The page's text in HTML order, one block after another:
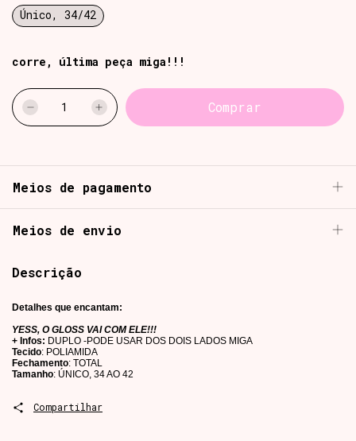
Único, 34/42
corre, última peça miga!!!
Meios de pagamento
Meios de envio
Descrição
Detalhes que encantam:
YESS, O GLOSS VAI COM ELE!!!
+ Infos: DUPLO -PODE USAR DOS DOIS LADOS MIGA
Tecido: POLIAMIDA
Fechamento: TOTAL
Tamanho: ÚNICO, 34 AO 42
Compartilhar